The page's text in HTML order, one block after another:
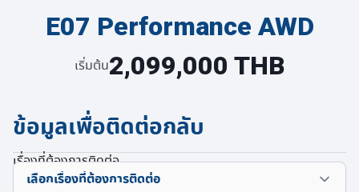
ข้อมูลเพื่อติดต่อกลับ
เรื่องที่ต้องการติดต่อ
E07 Performance AWD
เริ่มต้น2,099,000 THB